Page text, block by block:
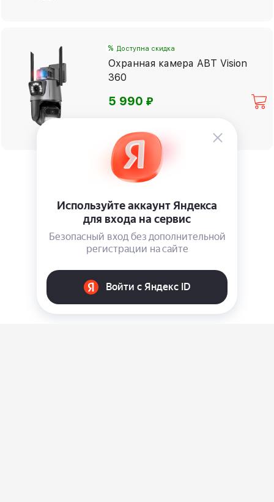
% Доступна скидка
Охранная камера ABT Vision
360
5 990⃏